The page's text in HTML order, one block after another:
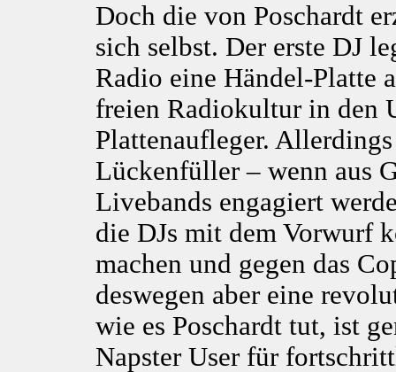
Doch die von Poschardt
sich selbst. Der erste DJ
Radio eine Händel-Platte
freien Radiokultur in den
Plattenaufleger.
Lückenfüller – wenn aus
Livebands engagiert
die DJs mit dem Vorwurf
machen und gegen das
deswegen aber eine
wie es Poschardt tut, ist
Napster User für